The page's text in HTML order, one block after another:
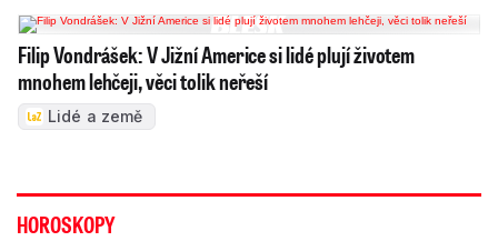
Filip Vondrášek: V Jižní Americe si lidé plují životem
mnohem lehčeji, věci tolik neřeší
Lidé a země
HOROSKOPY